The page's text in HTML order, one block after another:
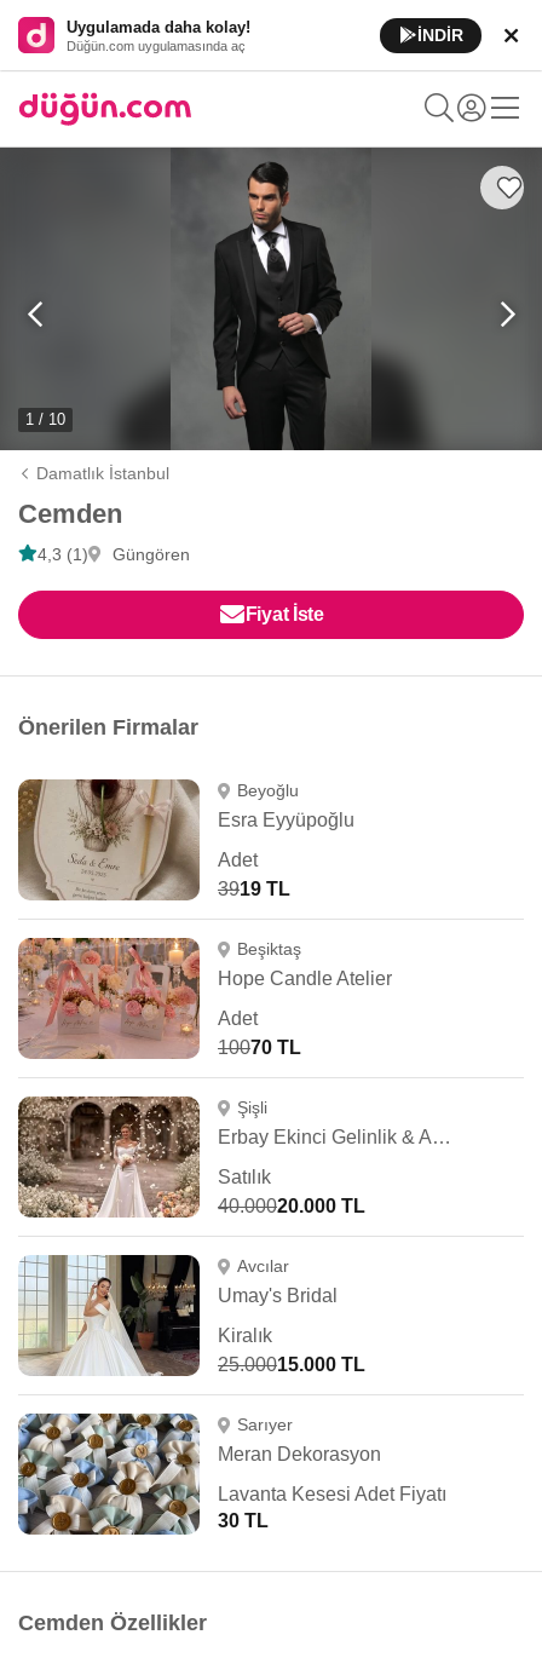
Uygulamada daha kolay!
Düğün.com uygulamasında aç
İNDİR
1 / 10
Damatlık İstanbul
Cemden
4,3 (1) Güngören
Fiyat İste
Önerilen Firmalar
Beyoğlu
Esra Eyyüpoğlu
Adet
3919 TL
Beşiktaş
Hope Candle Atelier
Adet
10070 TL
Şişli
Erbay Ekinci Gelinlik & Abiye
Satılık
40.00020.000 TL
Avcılar
Umay's Bridal
Kiralık
25.00015.000 TL
Sarıyer
Meran Dekorasyon
Lavanta Kesesi Adet Fiyatı
30 TL
Cemden Özellikler